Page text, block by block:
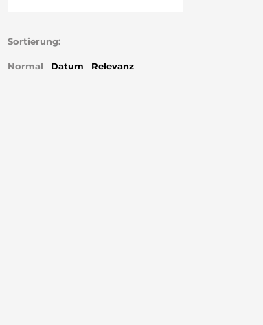
Sortierung:
Normal - Datum - Relevanz